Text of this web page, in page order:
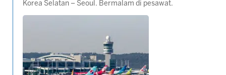
Korea Selatan – Seoul. Bermalam di pesawat.